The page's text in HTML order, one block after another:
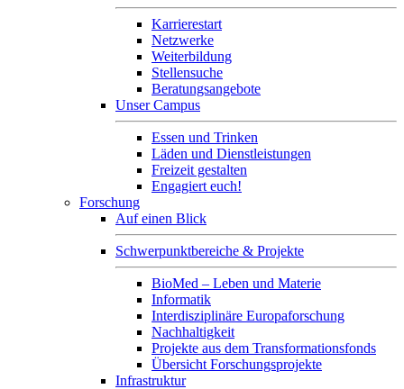
Karrierestart
Netzwerke
Weiterbildung
Stellensuche
Beratungsangebote
Unser Campus
Essen und Trinken
Läden und Dienstleistungen
Freizeit gestalten
Engagiert euch!
Forschung
Auf einen Blick
Schwerpunktbereiche & Projekte
BioMed – Leben und Materie
Informatik
Interdisziplinäre Europaforschung
Nachhaltigkeit
Projekte aus dem Transformationsfonds
Übersicht Forschungsprojekte
Infrastruktur